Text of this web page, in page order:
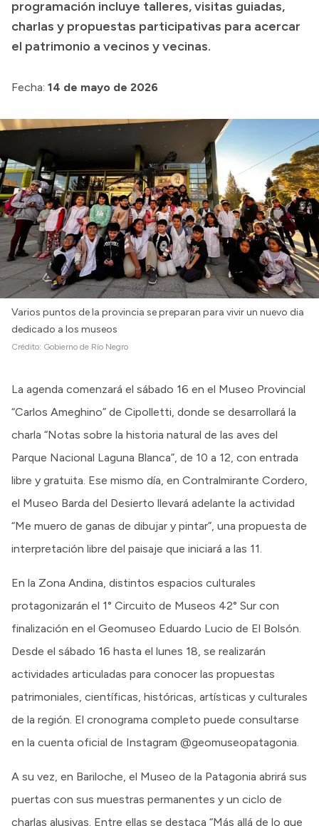
Convocatorias
Intranet
Login
programación incluye talleres, visitas guiadas,
charlas y propuestas participativas para acercar
el patrimonio a vecinos y vecinas.
Fecha: 14 de mayo de 2026
Varios puntos de la provincia se preparan para vivir un nuevo dia
dedicado a los museos
Crédito: Gobierno de Río Negro
La agenda comenzará el sábado 16 en el Museo Provincial
“Carlos Ameghino” de Cipolletti, donde se desarrollará la
charla “Notas sobre la historia natural de las aves del
Parque Nacional Laguna Blanca”, de 10 a 12, con entrada
libre y gratuita. Ese mismo día, en Contralmirante Cordero,
el Museo Barda del Desierto llevará adelante la actividad
“Me muero de ganas de dibujar y pintar”, una propuesta de
interpretación libre del paisaje que iniciará a las 11.
En la Zona Andina, distintos espacios culturales
protagonizarán el 1° Circuito de Museos 42° Sur con
finalización en el Geomuseo Eduardo Lucio de El Bolsón.
Desde el sábado 16 hasta el lunes 18, se realizarán
actividades articuladas para conocer las propuestas
patrimoniales, científicas, históricas, artísticas y culturales
de la región. El cronograma completo puede consultarse
en la cuenta oficial de Instagram @geomuseopatagonia.
A su vez, en Bariloche, el Museo de la Patagonia abrirá sus
puertas con sus muestras permanentes y un ciclo de
charlas alusivas. Entre ellas se destaca “Más allá de lo que